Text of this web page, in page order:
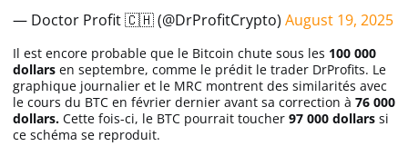
— Doctor Profit 🇨🇭 (@DrProfitCrypto) August 19, 2025
Il est encore probable que le Bitcoin chute sous les 100 000
dollars en septembre, comme le prédit le trader DrProfits. Le
graphique journalier et le MRC montrent des similarités avec
le cours du BTC en février dernier avant sa correction à 76 000
dollars. Cette fois-ci, le BTC pourrait toucher 97 000 dollars si
ce schéma se reproduit.